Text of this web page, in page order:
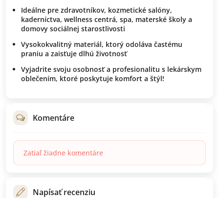
Ideálne pre zdravotníkov, kozmetické salóny,
kaderníctva, wellness centrá, spa, materské školy a
domovy sociálnej starostlivosti
Vysokokvalitný materiál, ktorý odoláva častému
praniu a zaisťuje dlhú životnosť
Vyjadrite svoju osobnosť a profesionalitu s lekárskym
oblečením, ktoré poskytuje komfort a štýl!
Komentáre
Zatiaľ žiadne komentáre
Napísať recenziu